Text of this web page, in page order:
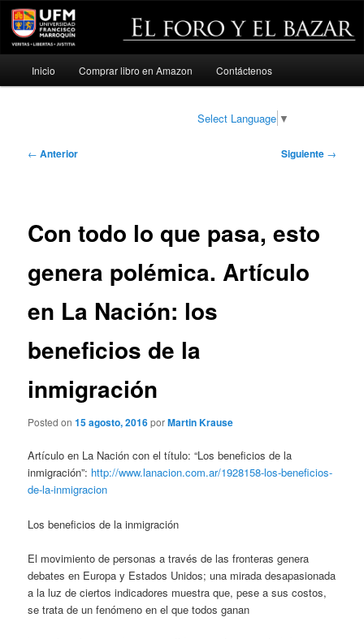
Ir
Inicio Comprar libro en Amazon Contáctenos
Select Language ▼
Navegación
← Anterior Siguiente →
Con todo lo que pasa, esto
genera polémica. Artículo
en La Nación: los
beneficios de la
inmigración
Posted on15 agosto, 2016porMartin Krause
Artículo en La Nación con el título: “Los beneficios de la
inmigración”: http://www.lanacion.com.ar/1928158-los-beneficios-
de-la-inmigracion
Los beneficios de la inmigración
El movimiento de personas a través de las fronteras genera
debates en Europa y Estados Unidos; una mirada desapasionada
a la luz de ciertos indicadores muestra que, pese a sus costos,
se trata de un fenómeno en el que todos ganan